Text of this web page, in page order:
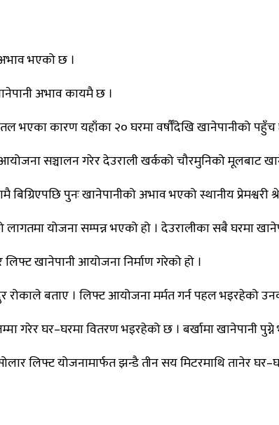
भएको छ ।
अभाव कायमै छ ।
भएका कारण यहाँका २० घरमा वर्षौँदेखि खानेपानीको
सञ्चालन गरेर देउराली खर्कको चौरमुनिको
पुनः खानेपानीको अभाव भएको स्थानीय प्रेमश्वरी
योजना सम्पन्न भएको हो । देउरालीका सबै घरमा
खानेपानी आयोजना निर्माण गरेको हो ।
बताए । लिफ्ट आयोजना मर्मत गर्न पहल भइरहेको
गरेर घर–घरमा वितरण भइरहेको छ । बर्खामा खानेपानी
लिफ्ट योजनामार्फत झन्डै तीन सय मिटरमाथि तानेर